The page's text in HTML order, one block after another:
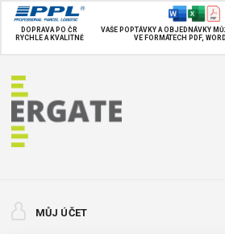
DOPRAVA PO ČR
RYCHLE A KVALITNĚ
VAŠE POPTÁVKY A OBJEDNÁVKY
VE FORMÁTECH PDF,
MŮJ ÚČET